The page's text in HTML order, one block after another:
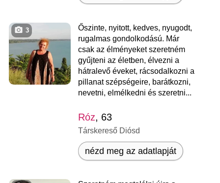
3
Őszinte, nyitott, kedves, nyugodt,
rugalmas gondolkodású. Már
csak az élményeket szeretném
gyűjteni az életben, élvezni a
hátralevő éveket, rácsodalkozni a
pillanat szépségeire, barátkozni,
nevetni, elmélkedni és szeretni...
Róz, 63
Társkereső Diósd
nézd meg az adatlapját